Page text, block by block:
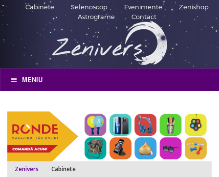
Cabinete Selenoscop Evenimente
Zenishop
Astrograme
Contact
MENIU
Zenivers Cabinete